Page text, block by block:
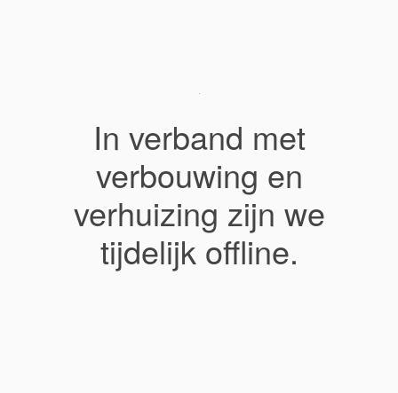
In verband met
verbouwing en
verhuizing zijn we
tijdelijk offline.